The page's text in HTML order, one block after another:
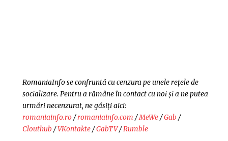
RomaniaInfo se confruntă cu cenzura pe unele rețele de
socializare. Pentru a rămâne în contact cu noi și a ne putea
urmări necenzurat, ne găsiți aici:
romaniainfo.ro/romaniainfo.com /MeWe/Gab /
Clouthub /VKontakte/GabTV/Rumble